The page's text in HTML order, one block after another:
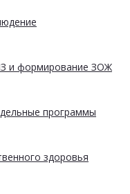
и формирование ЗОЖ
программы
здоровья